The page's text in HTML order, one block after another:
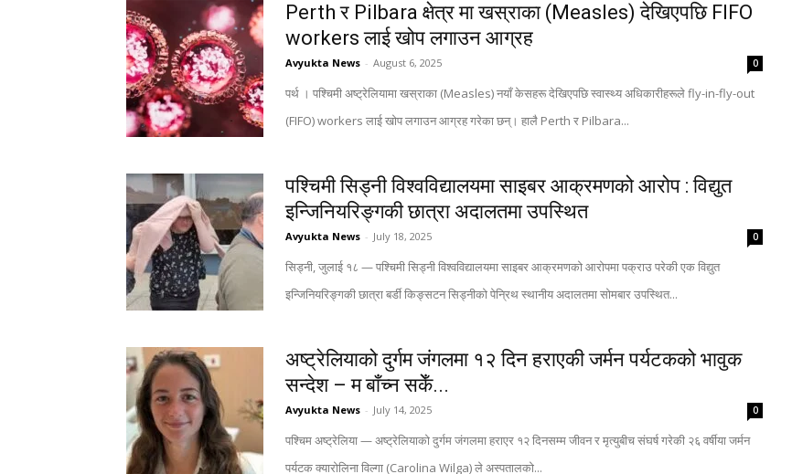
Perth र Pilbara क्षेत्र मा खस्राका (Measles) देखिएपछि FIFO
workers लाई खोप लगाउन आग्रह
Avyukta News - August 6, 2025 0
पर्थ । पश्चिमी अष्ट्रेलियामा खस्राका (Measles) नयाँ केसहरू देखिएपछि स्वास्थ्य अधिकारीहरूले fly-in-fly-out
(FIFO) workers लाई खोप लगाउन आग्रह गरेका छन्। हालै Perth र Pilbara...
पश्चिमी सिड्नी विश्वविद्यालयमा साइबर आक्रमणको आरोप : विद्युत
इन्जिनियरिङ्गकी छात्रा अदालतमा उपस्थित
Avyukta News - July 18, 2025 0
सिड्नी, जुलाई १८ — पश्चिमी सिड्नी विश्वविद्यालयमा साइबर आक्रमणको आरोपमा पक्राउ परेकी एक विद्युत
इन्जिनियरिङ्गकी छात्रा बर्डी किङ्सटन सिड्नीको पेन्रिथ स्थानीय अदालतमा सोमबार उपस्थित...
अष्ट्रेलियाको दुर्गम जंगलमा १२ दिन हराएकी जर्मन पर्यटकको भावुक
सन्देश – म बाँच्न सकेँ...
Avyukta News - July 14, 2025 0
पश्चिम अष्ट्रेलिया — अष्ट्रेलियाको दुर्गम जंगलमा हराएर १२ दिनसम्म जीवन र मृत्युबीच संघर्ष गरेकी २६ वर्षीया जर्मन
पर्यटक क्यारोलिना विल्गा (Carolina Wilga) ले अस्पतालको...